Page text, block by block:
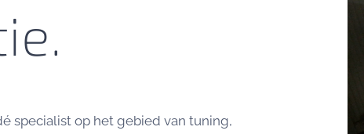
specialist op het gebied van tuning,